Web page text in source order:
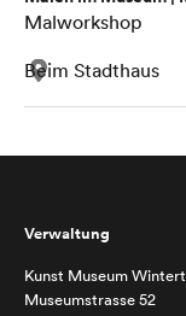
Malworkshop
Beim Stadthaus
Verwaltung
Kunst Museum
Museumstrasse 52